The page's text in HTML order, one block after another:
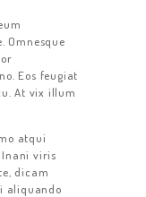
Omnesque
Eos feugiat
At vix illum
atqui
Inani viris
dicam
aliquando